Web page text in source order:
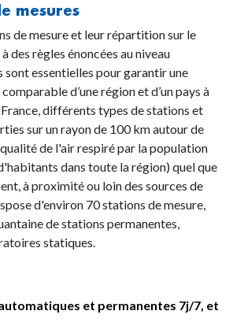
mesures
de mesure et leur répartition sur le
des règles énoncées au niveau
sont essentielles pour garantir une
d’une région et d’un pays à
différents types de stations et
sur un rayon de 100 km autour de
de l'air respiré par la population
dans toute la région) quel que
à proximité ou loin des sources de
d'environ 70 stations de mesure,
de stations permanentes,
statiques.
et permanentes 7j/7, et